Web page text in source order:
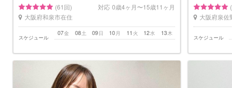
(61回) 対応 0歳4ヶ月〜15歳11ヶ月
大阪府和泉市在住
スケジュール
金
07 土
08 日
09 月
10 火
11 水
12 木
13
大阪府泉佐
スケジュール